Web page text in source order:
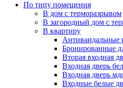
По типу помещения
В дом с терморазрывом
В загородный дом с
В квартиру
Антивандальные
Бронированные
Вторая входная
Входная дверь
Входная дверь
Входные белые